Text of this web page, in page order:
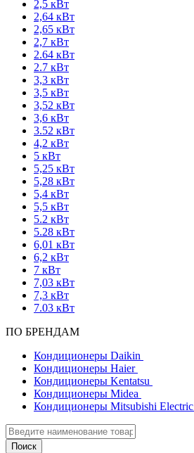
2,5 кВт
2,64 кВт
2,65 кВт
2,7 кВт
2.64 кВт
2.7 кВт
3,3 кВт
3,5 кВт
3,52 кВт
3,6 кВт
3.52 кВт
4,2 кВт
5 кВт
5,25 кВт
5,28 кВт
5,4 кВт
5,5 кВт
5.2 кВт
5.28 кВт
6,01 кВт
6,2 кВт
7 кВт
7,03 кВт
7,3 кВт
7.03 кВт
ПО БРЕНДАМ
Кондиционеры Daikin
Кондиционеры Haier
Кондиционеры Kentatsu
Кондиционеры Midea
Кондиционеры Mitsubishi Electric
Поиск